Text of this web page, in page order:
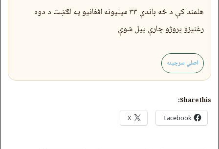
هلمند کې د څه باندې ۳۳ میلیونه افغانیو په لګښت د دوه
رغنیزو پروژو چارې پیل شوې
اصلي سرچینه
Share this:
Facebook
X